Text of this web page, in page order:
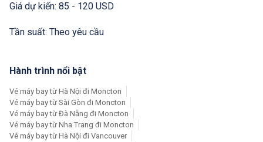
Hành trình nổi bật
Vé máy bay từ Hà Nội đi Moncton
Vé máy bay từ Sài Gòn đi Moncton
Vé máy bay từ Đà Nẵng đi Moncton
Vé máy bay từ Nha Trang đi Moncton
Vé máy bay từ Hà Nội đi Vancouver
Giá dự kiến: 85 - 120 USD
Tần suất: Theo yêu cầu